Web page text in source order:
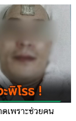
เพราะช่วยคน